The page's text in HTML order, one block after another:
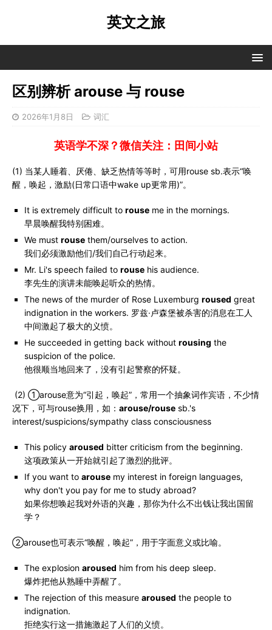
英文之旅
区别辨析 arouse 与 rouse
2026年1月8日 词汇
英语学不深？微信关注：田间小站
(1) 当某人睡着、厌倦、缺乏热情等等时，可用rouse sb.表示“唤
醒，唤起，激励(日常口语中wake up更常用)”。
It is extremely difficult to rouse me in the mornings.
早晨唤醒我特别困难。
We must rouse them/ourselves to action.
我们必须激励他们/我们自己行动起来。
Mr. Li's speech failed to rouse his audience.
李先生的演讲未能唤起听众的热情。
The news of the murder of Rose Luxemburg roused great
indignation in the workers. 罗兹·卢森堡被杀害的消息在工人
中间激起了极大的义愤。
He succeeded in getting back without rousing the
suspicion of the police.
他很顺当地回来了，没有引起警察的怀疑。
(2) ①arouse意为“引起，唤起”，常用一个抽象词作宾语，不少情
况下，可与rouse换用，如： arouse/rouse sb.'s
interest/suspicions/sympathy class consciousness
This policy aroused bitter criticism from the beginning.
这项政策从一开始就引起了激烈的批评。
If you want to arouse my interest in foreign languages,
why don't you pay for me to study abroad?
如果你想唤起我对外语的兴趣，那你为什么不出钱让我出国留
学？
②arouse也可表示“唤醒，唤起”，用于字面意义或比喻。
The explosion aroused him from his deep sleep.
爆炸把他从熟睡中弄醒了。
The rejection of this measure aroused the people to
indignation.
拒绝实行这一措施激起了人们的义愤。